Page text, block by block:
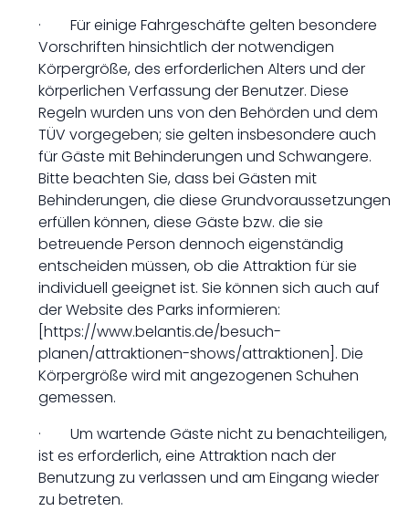
· Für einige Fahrgeschäfte gelten besondere
Vorschriften hinsichtlich der notwendigen
Körpergröße, des erforderlichen Alters und der
körperlichen Verfassung der Benutzer. Diese
Regeln wurden uns von den Behörden und dem
TÜV vorgegeben; sie gelten insbesondere auch
für Gäste mit Behinderungen und Schwangere.
Bitte beachten Sie, dass bei Gästen mit
Behinderungen, die diese Grundvoraussetzungen
erfüllen können, diese Gäste bzw. die sie
betreuende Person dennoch eigenständig
entscheiden müssen, ob die Attraktion für sie
individuell geeignet ist. Sie können sich auch auf
der Website des Parks informieren:
[https://www.belantis.de/besuch-
planen/attraktionen-shows/attraktionen]. Die
Körpergröße wird mit angezogenen Schuhen
gemessen.
· Um wartende Gäste nicht zu benachteiligen,
ist es erforderlich, eine Attraktion nach der
Benutzung zu verlassen und am Eingang wieder
zu betreten.